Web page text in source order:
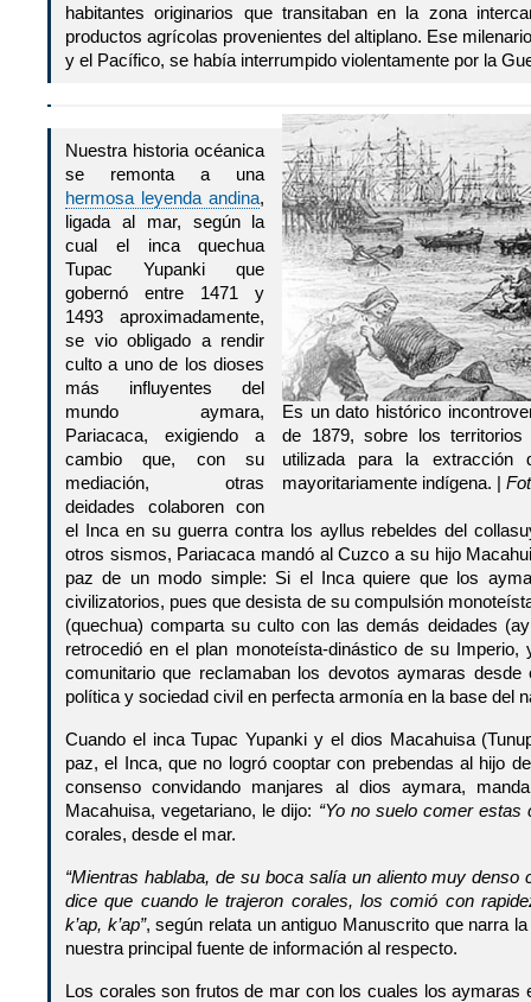
habitantes originarios que transitaban en la zona
productos agrícolas provenientes del altiplano. Ese
y el Pacífico, se había interrumpido violentamente por la
Es un dato histórico
de 1879, sobre los
utilizada para la
mayoritariamente indígena. |
Nuestra historia océanica
se remonta a una
hermosa leyenda andina,
ligada al mar, según la
cual el inca quechua
Tupac Yupanki que
gobernó entre 1471 y
1493 aproximadamente,
se vio obligado a rendir
culto a uno de los dioses
más influyentes del
mundo aymara,
Pariacaca, exigiendo a
cambio que, con su
mediación, otras
deidades colaboren con
el Inca en su guerra contra los ayllus rebeldes del
otros sismos, Pariacaca mandó al Cuzco a su hijo
paz de un modo simple: Si el Inca quiere que los
civilizatorios, pues que desista de su compulsión
(quechua) comparta su culto con las demás deidades
retrocedió en el plan monoteísta-dinástico de su Imperio,
comunitario que reclamaban los devotos aymaras
política y sociedad civil en perfecta armonía en la base del
Cuando el inca Tupac Yupanki y el dios Macahuisa
paz, el Inca, que no logró cooptar con prebendas al hijo
consenso convidando manjares al dios aymara,
Macahuisa, vegetariano, le dijo: “Yo no suelo comer estas
corales, desde el mar.
“Mientras hablaba, de su boca salía un aliento muy
dice que cuando le trajeron corales, los comió con
k’ap, k’ap”, según relata un antiguo Manuscrito que narra
nuestra principal fuente de información al respecto.
Los corales son frutos de mar con los cuales los aymaras